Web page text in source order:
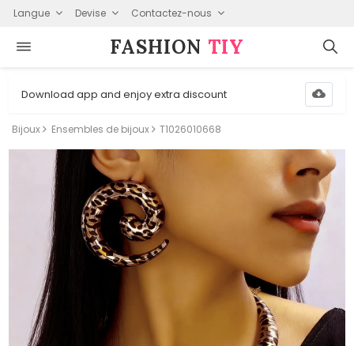
Langue Devise Contactez-nous
FASHION⁠ TIY
Download app and enjoy extra discount
Bijoux Ensembles de bijoux T1026010668